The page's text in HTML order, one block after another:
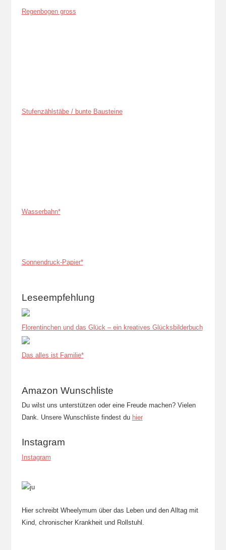
Regenbogen gross
Stufenzählstäbe / bunte Bausteine
Wasserbahn*
Sonnendruck-Papier*
Leseempfehlung
Florentinchen und das Glück – ein kreatives Glücksbilderbuch
Das alles ist Familie*
Amazon Wunschliste
Du wilst uns unterstützen oder eine Freude machen? Vielen
Dank. Unsere Wunschliste findest du hier
Instagram
Instagram
Hier schreibt Wheelymum über das Leben und den Alltag mit
Kind, chronischer Krankheit und Rollstuhl.